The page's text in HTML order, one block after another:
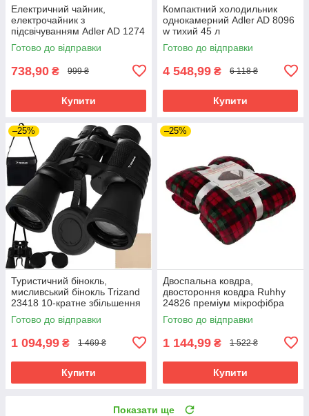
Електричний чайник,
електрочайник з
підсвічуванням Adler AD 1274
w 1 7 л 2200 Вт
Готово до відправки
738,90 ₴ 999 ₴
Купити
Компактний холодильник
однокамерний Adler AD 8096
w тихий 45 л
Готово до відправки
4 548,99 ₴ 6 118 ₴
Купити
–25%
Туристичний бінокль,
мисливський бінокль Trizand
23418 10-кратне збільшення
50 мм
Готово до відправки
1 094,99 ₴ 1 469 ₴
Купити
–25%
Двоспальна ковдра,
двостороння ковдра Ruhhy
24826 преміум мікрофібра
160х200
Готово до відправки
1 144,99 ₴ 1 522 ₴
Купити
Показати ще